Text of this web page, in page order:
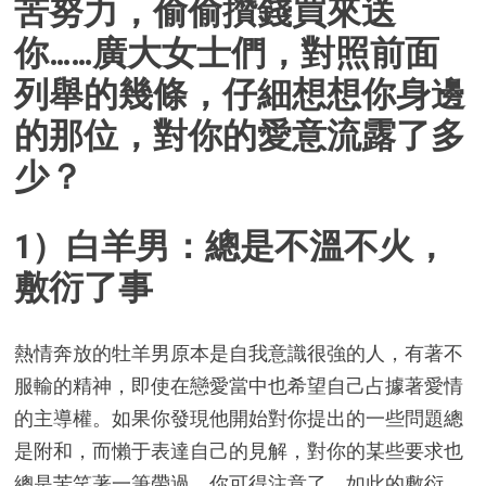
苦努力，偷偷攢錢買來送
你……廣大女士們，對照前面
列舉的幾條，仔細想想你身邊
的那位，對你的愛意流露了多
少？
1）白羊男：總是不溫不火，
敷衍了事
熱情奔放的牡羊男原本是自我意識很強的人，有著不
服輸的精神，即使在戀愛當中也希望自己占據著愛情
的主導權。如果你發現他開始對你提出的一些問題總
是附和，而懶于表達自己的見解，對你的某些要求也